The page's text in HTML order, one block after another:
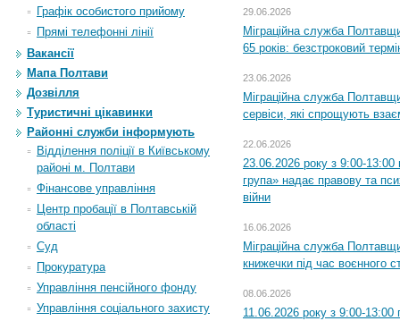
Графік особистого прийому
Прямі телефонні лінії
Вакансії
Мапа Полтави
Дозвілля
Туристичні цікавинки
Районні служби інформують
Відділення поліції в Київському
районі м. Полтави
Фінансове управління
Центр пробації в Полтавській
області
Суд
Прокуратура
Управління пенсійного фонду
Управління соціального захисту
29.06.2026
Міграційна служба
65 років: безстроковий
23.06.2026
Міграційна служба
сервіси, які спрощують
22.06.2026
23.06.2026 року з 9:00-13:00
група» надає правову та
війни
16.06.2026
Міграційна служба
книжечки під час воєнного
08.06.2026
11.06.2026 року з 9:00-13:00